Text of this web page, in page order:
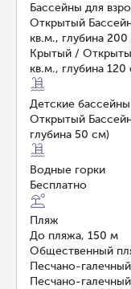
Бассейны для
Открытый
кв.м., глубина
Крытый /
кв.м., глубина 120
Детские бассейны
Открытый
глубина 50 см)
Водные горки
Бесплатно
Пляж
До пляжа, 150 м
Общественный
Песчано-
Песчано-